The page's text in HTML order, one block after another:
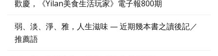
歡慶，《Yilan美食生活玩家》電子報800期
弱、淡、淨、雅，人生滋味 — 近期幾本書之讀後記／
推薦語